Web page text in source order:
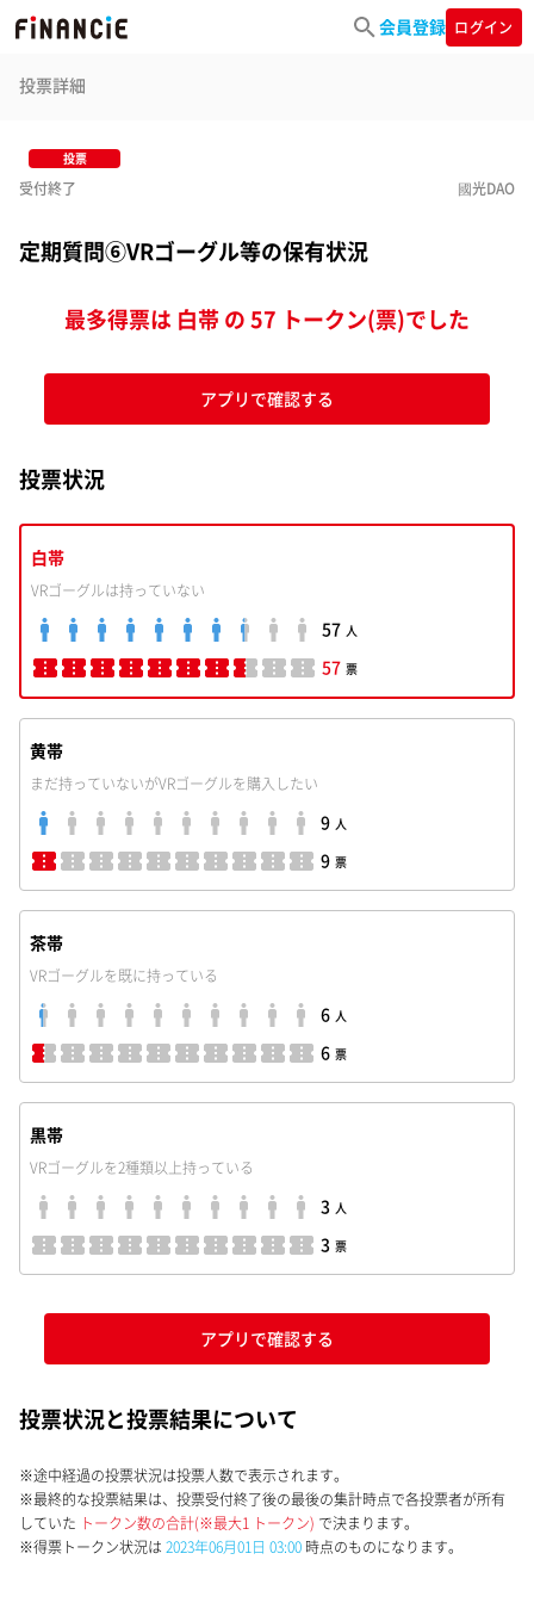
会員登録 ログイン
投票詳細
投票
受付終了 國光DAO
定期質問⑥VRゴーグル等の保有状況
最多得票は 白帯 の 57 トークン(票)でした
アプリで確認する
投票状況
白帯
VRゴーグルは持っていない
57 人
57 票
黄帯
まだ持っていないがVRゴーグルを購入したい
9 人
9 票
茶帯
VRゴーグルを既に持っている
6 人
6 票
黒帯
VRゴーグルを2種類以上持っている
3 人
3 票
アプリで確認する
投票状況と投票結果について
※途中経過の投票状況は投票人数で表示されます。
※最終的な投票結果は、投票受付終了後の最後の集計時点で各投票者が所有
していた トークン数の合計(※最大1 トークン) で決まります。
※得票トークン状況は 2023年06月01日 03:00 時点のものになります。